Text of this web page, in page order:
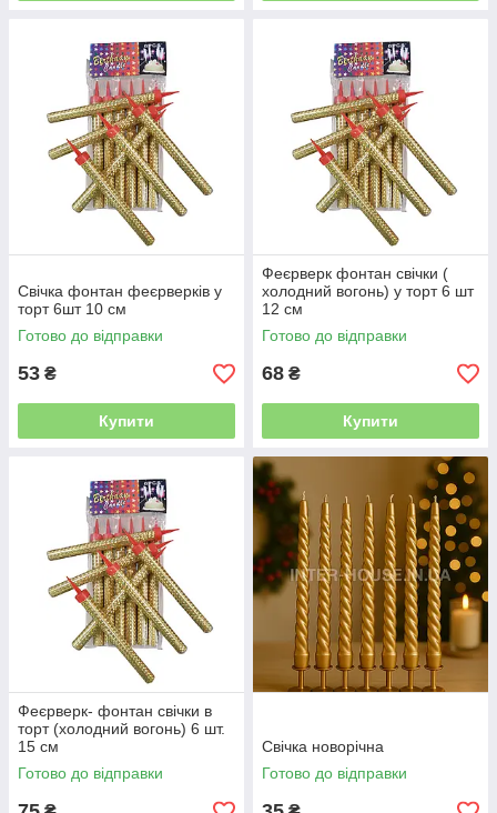
Свічка фонтан феєрверків у
торт 6шт 10 см
Готово до відправки
53 ₴
Купити
Феєрверк фонтан свічки (
холодний вогонь) у торт 6 шт
12 см
Готово до відправки
68 ₴
Купити
Феєрверк- фонтан свічки в
торт (холодний вогонь) 6 шт.
15 см
Готово до відправки
Свічка новорічна
Готово до відправки